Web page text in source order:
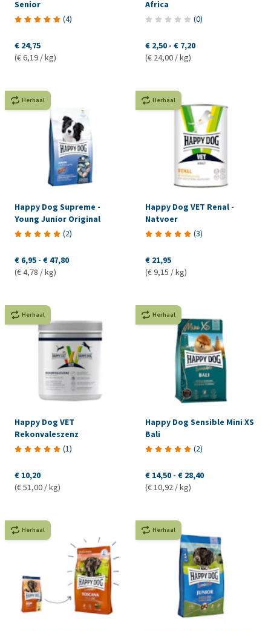
Senior
(4)
€ 24,75
(€ 6,19 / kg)
Africa
(0)
€ 2,50 - € 7,20
(€ 24,00 / kg)
Herhaal
Happy Dog Supreme -
Young Junior Original
(2)
€ 6,95 - € 47,80
(€ 4,78 / kg)
Herhaal
Happy Dog VET Renal -
Natvoer
(3)
€ 21,95
(€ 9,15 / kg)
Herhaal
Happy Dog VET
Rekonvaleszenz
(1)
€ 10,20
(€ 51,00 / kg)
Herhaal
Happy Dog Sensible Mini XS
Bali
(2)
€ 14,50 - € 28,40
(€ 10,92 / kg)
Herhaal Herhaal